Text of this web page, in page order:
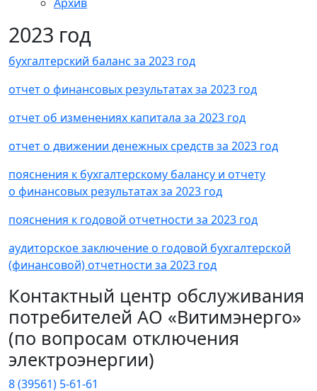
2023 год
бухгалтерский баланс за 2023 год
отчет о финансовых результатах за 2023 год
отчет об изменениях капитала за 2023 год
отчет о движении денежных средств за 2023 год
пояснения к бухгалтерскому балансу и отчету
о финансовых результатах за 2023 год
пояснения к годовой отчетности за 2023 год
аудиторское заключение о годовой бухгалтерской
(финансовой) отчетности за 2023 год
Контактный центр обслуживания
потребителей АО «Витимэнерго»
(по вопросам отключения
электроэнергии)
8 (39561) 5-61-61